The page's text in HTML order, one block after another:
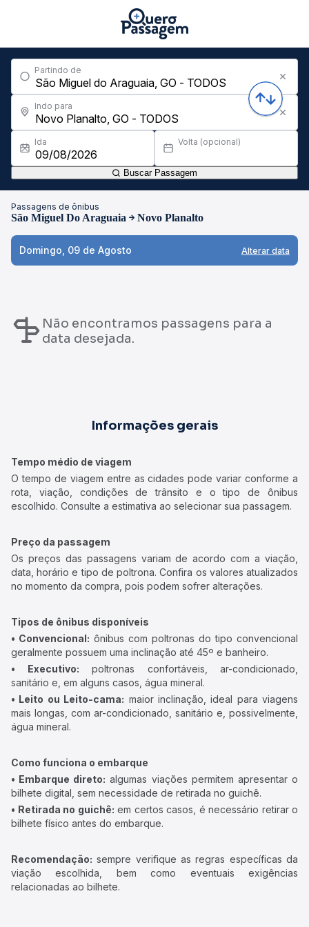
Partindo de
Indo para
Ida Volta (opcional)
Buscar Passagem
Passagens de ônibus
São Miguel Do Araguaia Novo Planalto
Domingo, 09 de Agosto Alterar data
Não encontramos passagens para a
data desejada.
Informações gerais
Tempo médio de viagem
O tempo de viagem entre as cidades pode variar conforme a
rota, viação, condições de trânsito e o tipo de ônibus
escolhido. Consulte a estimativa ao selecionar sua passagem.
Preço da passagem
Os preços das passagens variam de acordo com a viação,
data, horário e tipo de poltrona. Confira os valores atualizados
no momento da compra, pois podem sofrer alterações.
Tipos de ônibus disponíveis
• Convencional: ônibus com poltronas do tipo convencional
geralmente possuem uma inclinação até 45º e banheiro.
• Executivo: poltronas confortáveis, ar-condicionado,
sanitário e, em alguns casos, água mineral.
• Leito ou Leito-cama: maior inclinação, ideal para viagens
mais longas, com ar-condicionado, sanitário e, possivelmente,
água mineral.
Como funciona o embarque
• Embarque direto: algumas viações permitem apresentar o
bilhete digital, sem necessidade de retirada no guichê.
• Retirada no guichê: em certos casos, é necessário retirar o
bilhete físico antes do embarque.
Recomendação: sempre verifique as regras específicas da
viação escolhida, bem como eventuais exigências
relacionadas ao bilhete.